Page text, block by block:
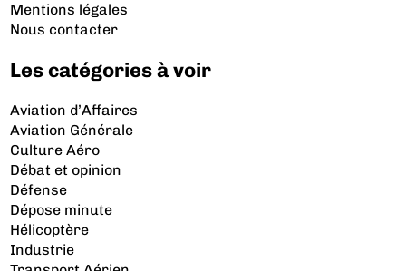
Mentions légales
Nous contacter
Les catégories à voir
Aviation d’Affaires
Aviation Générale
Culture Aéro
Débat et opinion
Défense
Dépose minute
Hélicoptère
Industrie